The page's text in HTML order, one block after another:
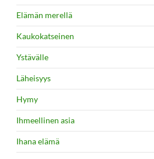
Elämän merellä
Kaukokatseinen
Ystävälle
Läheisyys
Hymy
Ihmeellinen asia
Ihana elämä